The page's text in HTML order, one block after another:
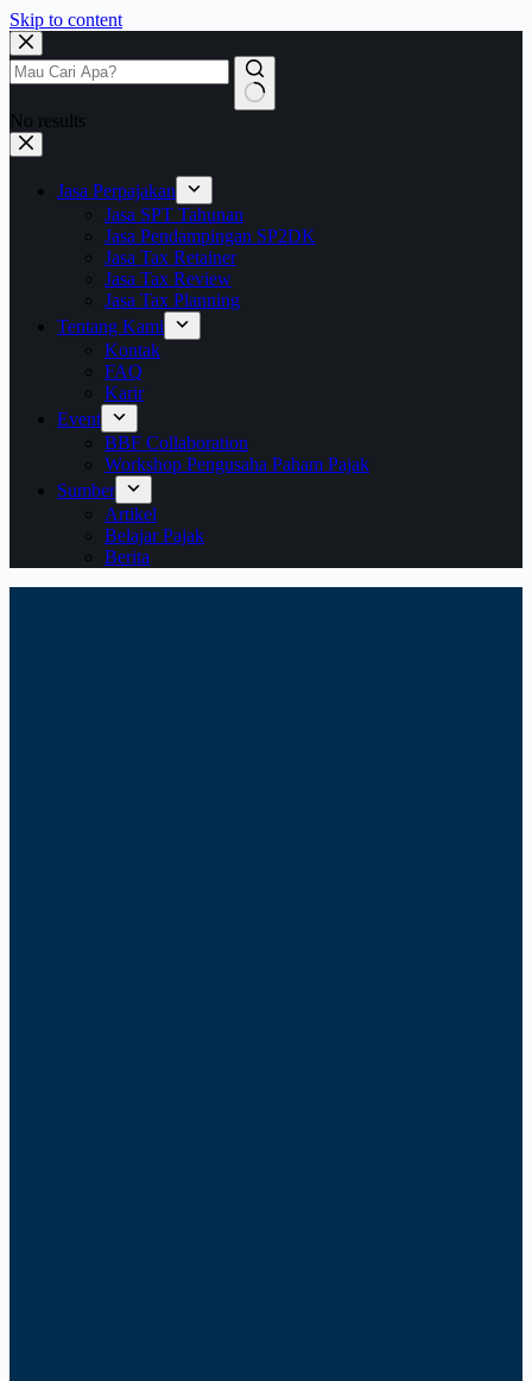
Skip to content
No results
Jasa Perpajakan
Jasa SPT Tahunan
Jasa Pendampingan SP2DK
Jasa Tax Retainer
Jasa Tax Review
Jasa Tax Planning
Tentang Kami
Kontak
FAQ
Karir
Event
BBF Collaboration
Workshop Pengusaha Paham Pajak
Sumber
Artikel
Belajar Pajak
Berita